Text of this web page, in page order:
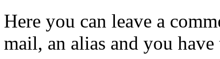
Here you can leave a
mail, an alias and you have